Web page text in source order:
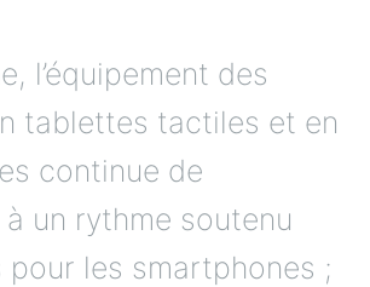
l’équipement des
tablettes tactiles et en
continue de
un rythme soutenu
pour les smartphones ;